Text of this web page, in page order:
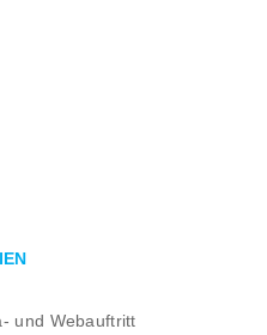
und Webauftritt